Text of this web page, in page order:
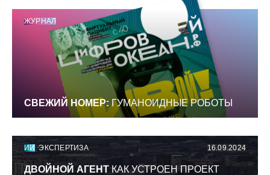
ЖУРНАЛ
СВЕЖИЙ НОМЕР: ГУМАНОИДНЫЕ РОБОТЫ
ИИ ЭКСПЕРТИЗА 16.09.2024
ДВОЙНОЙ АГЕНТКАК УСТРОЕН ПРОЕКТ